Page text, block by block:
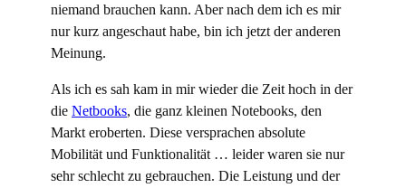
niemand brauchen kann. Aber nach dem ich es mir
nur kurz angeschaut habe, bin ich jetzt der anderen
Meinung.
Als ich es sah kam in mir wieder die Zeit hoch in der
die Netbooks, die ganz kleinen Notebooks, den
Markt eroberten. Diese versprachen absolute
Mobilität und Funktionalität … leider waren sie nur
sehr schlecht zu gebrauchen. Die Leistung und der